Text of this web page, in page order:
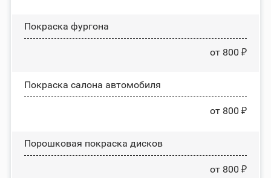
Покраска фургона
от 800 ₽
Покраска салона автомобиля
от 800 ₽
Порошковая покраска дисков
от 800 ₽